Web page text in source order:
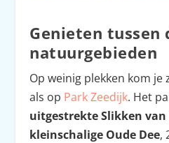
Genieten tussen
natuurgebieden
Op weinig plekken kom
als op Park Zeedijk. Het
uitgestrekte Slikken van
kleinschalige Oude Dee,